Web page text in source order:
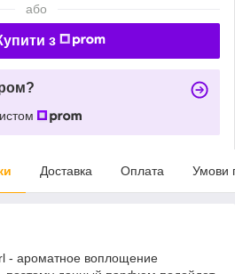
або
з
Доставка Оплата Умови
- ароматное воплощение